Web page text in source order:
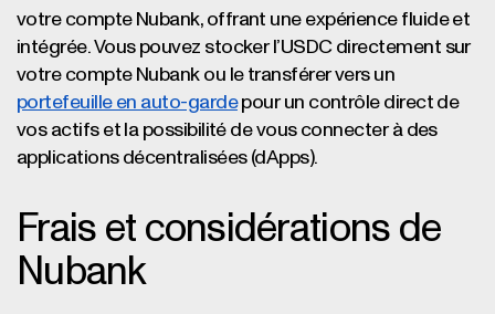
votre compte Nubank, offrant une expérience fluide et
intégrée. Vous pouvez stocker l’USDC directement sur
votre compte Nubank ou le transférer vers un
portefeuille en auto-gardepour un contrôle direct de
vos actifs et la possibilité de vous connecter à des
applications décentralisées (dApps).
Frais et considérations de
Nubank